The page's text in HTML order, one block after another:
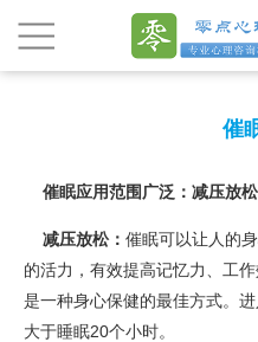
催
催眠应用范围广泛：减压放
减压放松： 催眠可以让人的
的活力，有效提高记忆力、工
是一种身心保健的最佳方式。
大于睡眠20个小时。